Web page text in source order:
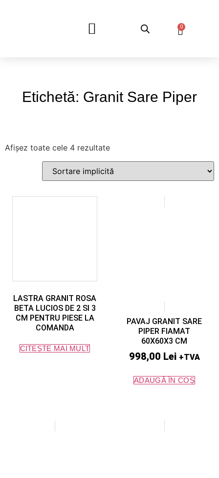
0
Etichetă: Granit Sare Piper
Afișez toate cele 4 rezultate
LASTRA GRANIT ROSA
BETA LUCIOS DE 2 SI 3
CM PENTRU PIESE LA
COMANDA
CITEȘTE MAI MULT
PAVAJ GRANIT SARE
PIPER FIAMAT
60X60X3 CM
998,00 Lei +TVA
ADAUGĂ ÎN COȘ